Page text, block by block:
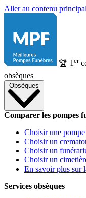
Aller au contenu principal
🏆 1 er
obsèques
Obsèques
Comparer les pompes
Choisir une
Choisir un
Choisir un
Choisir un
En savoir plus sur
Services obsèques